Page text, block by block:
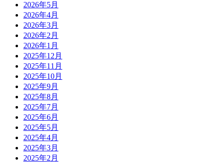
2026年5月
2026年4月
2026年3月
2026年2月
2026年1月
2025年12月
2025年11月
2025年10月
2025年9月
2025年8月
2025年7月
2025年6月
2025年5月
2025年4月
2025年3月
2025年2月